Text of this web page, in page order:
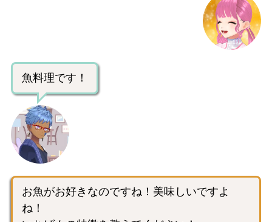
魚料理です！
お魚がお好きなのですね！美味しいですよ
ね！